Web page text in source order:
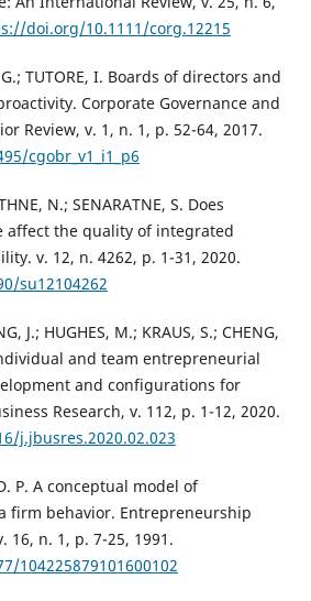
doi.org/10.1111/corg.12215
G.; TUTORE, I. Boards of directors and
Corporate Governance and
Review, v. 1, n. 1, p. 52-64, 2017.
cgobr_v1_i1_p6
N.; SENARATNE, S. Does
affect the quality of integrated
v. 12, n. 4262, p. 1-31, 2020.
su12104262
J.; HUGHES, M.; KRAUS, S.; CHENG,
and team entrepreneurial
and configurations for
Research, v. 112, p. 1-12, 2020.
j.jbusres.2020.02.023
P. A conceptual model of
firm behavior. Entrepreneurship
16, n. 1, p. 7-25, 1991.
104225879101600102